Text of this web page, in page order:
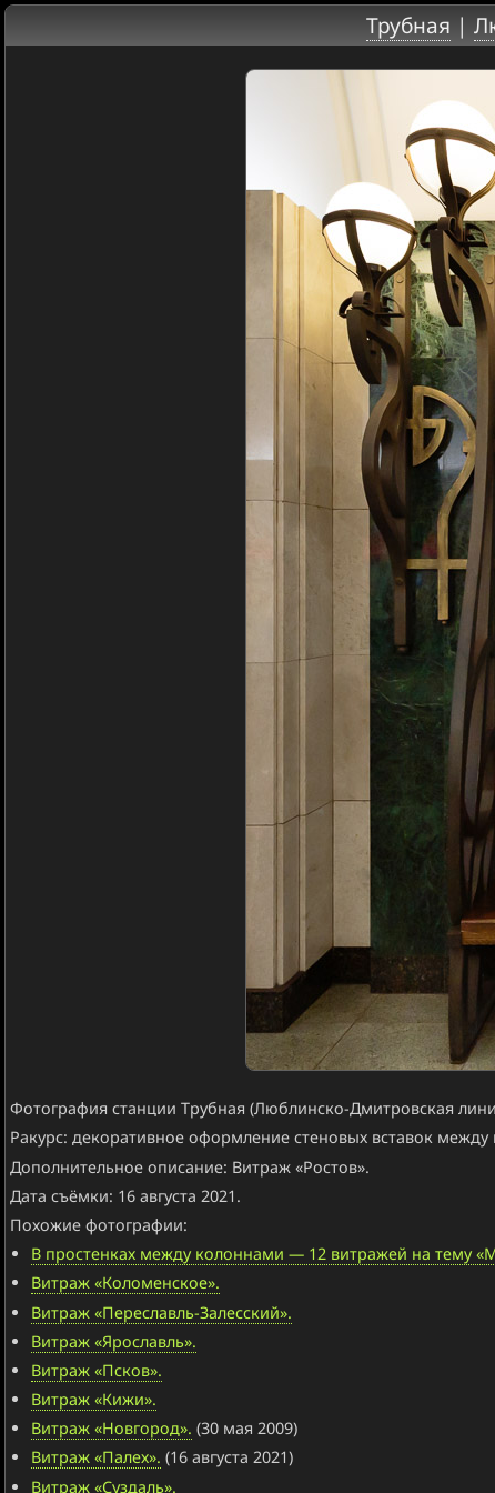
Трубная |
Фотография станции Трубная (Люблинско-Дмитровская
Ракурс: декоративное оформление стеновых вставок
Дополнительное описание: Витраж «Ростов».
Дата съёмки: 16 августа 2021.
Похожие фотографии:
В простенках между колоннами — 12 витражей на тему
Витраж «Коломенское».
Витраж «Переславль-Залесский».
Витраж «Ярославль».
Витраж «Псков».
Витраж «Кижи».
Витраж «Новгород». (30 мая 2009)
Витраж «Палех». (16 августа 2021)
Витраж «Суздаль».